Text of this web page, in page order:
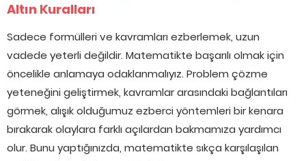
Altın Kuralları
Sadece formülleri ve kavramları ezberlemek, uzun
vadede yeterli değildir. Matematikte başarılı olmak için
öncelikle anlamaya odaklanmalıyız. Problem çözme
yeteneğini geliştirmek, kavramlar arasındaki bağlantıları
görmek, alışık olduğumuz ezberci yöntemleri bir kenara
bırakarak olaylara farklı açılardan bakmamıza yardımcı
olur. Bunu yaptığınızda, matematikte sıkça karşılaşılan